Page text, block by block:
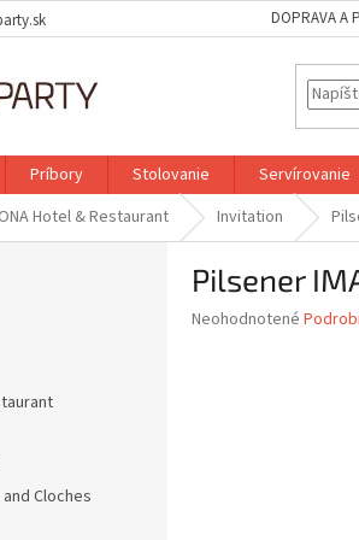
DOPRAVA A
Príbory Stolovanie Servírovanie
Hotel & Restaurant Invitation
Cloches
Pilsener
Priemerné
Neohodnotené